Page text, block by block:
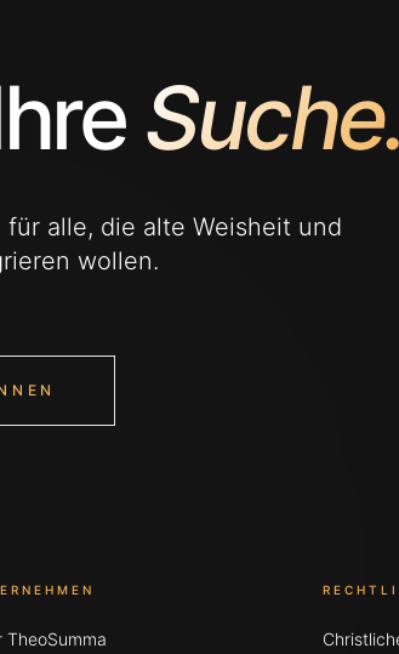
Suche.
alle, die alte Weisheit und
wollen.
TheoSumma